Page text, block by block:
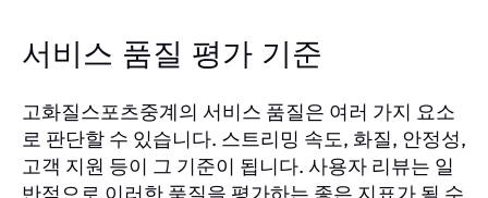
서비스 품질 평가 기준
고화질스포츠중계의 서비스 품질은 여러 가지 요소
로 판단할 수 있습니다. 스트리밍 속도, 화질, 안정성,
고객 지원 등이 그 기준이 됩니다. 사용자 리뷰는 일
반적으로 이러한 품질을 평가하는 좋은 지표가 될 수